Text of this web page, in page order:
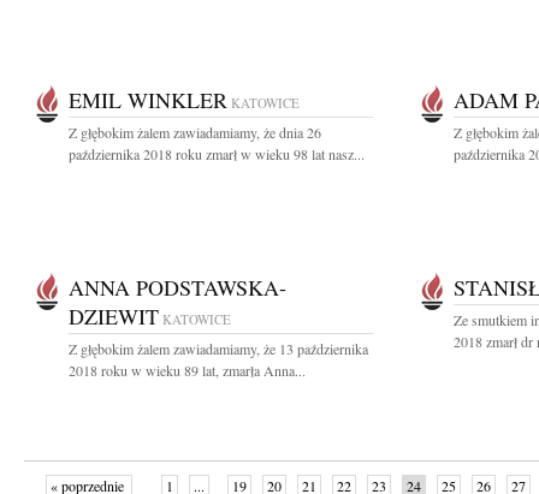
EMIL WINKLER KATOWICE
Z głębokim żalem zawiadamiamy, że dnia 26
października 2018 roku zmarł w wieku 98 lat nasz...
ADAM
Z głębokim
października
ANNA PODSTAWSKA-
DZIEWIT KATOWICE
Z głębokim żalem zawiadamiamy, że 13 października
2018 roku w wieku 89 lat, zmarła Anna...
Ze smutkiem
2018 zmarł
« poprzednie 1 ... 19 20 21 22 23 24 25 26 27